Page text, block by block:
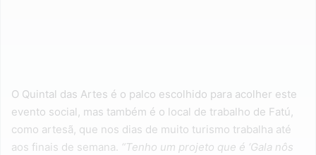
O Quintal das Artes é o palco escolhido para acolher este
evento social, mas também é o local de trabalho de Fatú,
como artesã, que nos dias de muito turismo trabalha até
aos finais de semana. “Tenho um projeto que é ‘Gala nôs